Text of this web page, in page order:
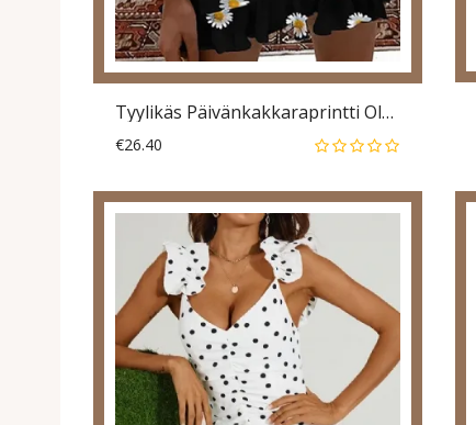
Tyylikäs Päivänkakkaraprintti Olkapäältä Lyhythihainen Rento Minimekko
€26.40